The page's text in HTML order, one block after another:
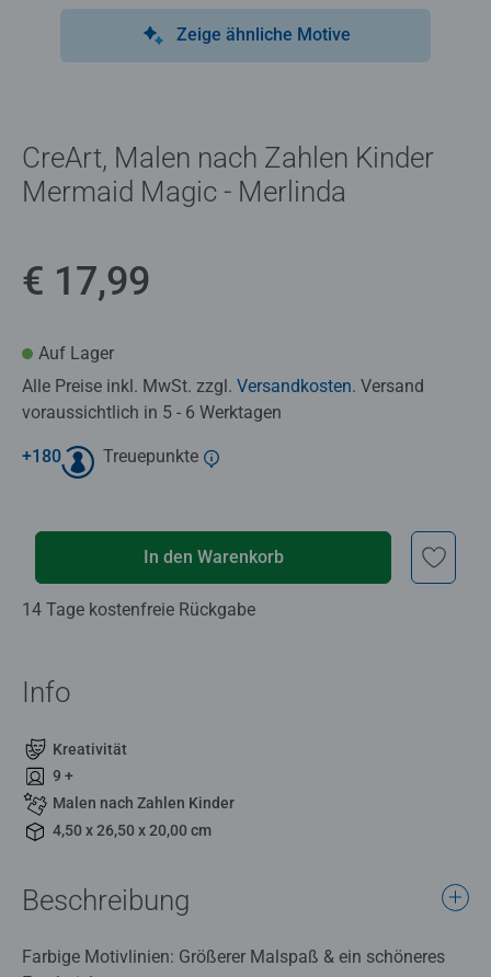
Zeige ähnliche Motive
CreArt, Malen nach Zahlen Kinder
Mermaid Magic - Merlinda
€ 17,99
Auf Lager
Alle Preise inkl. MwSt. zzgl. Versandkosten. Versand
voraussichtlich in 5 - 6 Werktagen
+180 Treuepunkte
In den Warenkorb
14 Tage kostenfreie Rückgabe
Info
Kreativität
9 +
Malen nach Zahlen Kinder
4,50 x 26,50 x 20,00 cm
Beschreibung
Farbige Motivlinien: Größerer Malspaß & ein schöneres